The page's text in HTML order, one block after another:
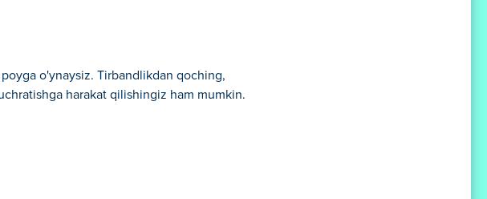
o'ynaysiz. Tirbandlikdan qoching,
harakat qilishingiz ham mumkin.